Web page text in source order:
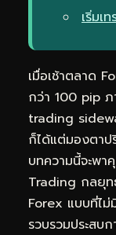
เริ่มเ
เมื่อเช้าตลาด
กว่า 100 pip ภ
trading
ก็ได้แต่มองตาป
บทความนี้จะพา
Trading กลยุท
Forex แบบที่ไม่
รวบรวมประสบ